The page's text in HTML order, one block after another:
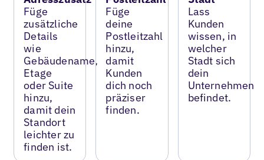
Füge
zusätzliche
Details
wie
Gebäudename,
Etage
oder Suite
hinzu,
damit dein
Standort
leichter zu
finden ist.
Füge
deine
Postleitzahl
hinzu,
damit
Kunden
dich noch
präziser
finden.
Lass
Kunden
wissen, in
welcher
Stadt sich
dein
Unternehmen
befindet.